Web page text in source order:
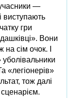
—
виступають
гри
Вони
сім очок. І
«легіонерів»
тож далі